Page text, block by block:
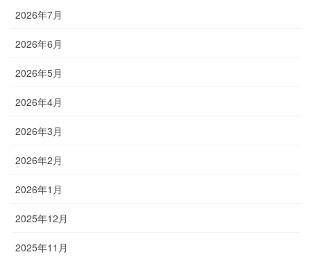
2026年7月
2026年6月
2026年5月
2026年4月
2026年3月
2026年2月
2026年1月
2025年12月
2025年11月